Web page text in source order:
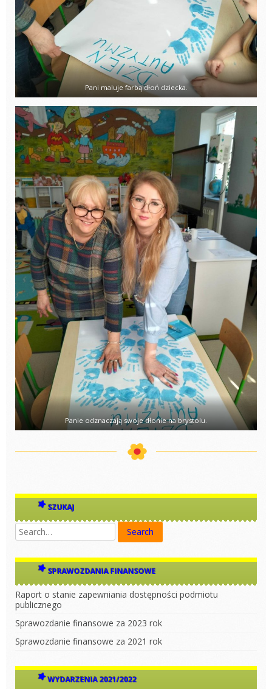
Pani maluje farbą dłoń dziecka.
Panie odznaczają swoje dłonie na brystolu.
SZUKAJ
SPRAWOZDANIA FINANSOWE
Raport o stanie zapewniania dostępności podmiotu
publicznego
Sprawozdanie finansowe za 2023 rok
Sprawozdanie finansowe za 2021 rok
WYDARZENIA 2021/2022